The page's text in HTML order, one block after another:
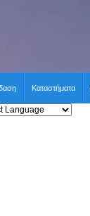
Καταστήματα